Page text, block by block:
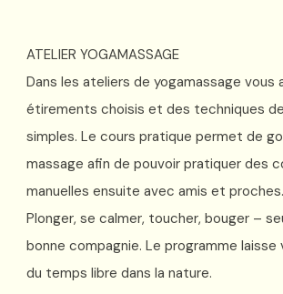
ATELIER YOGAMASSAGE
Dans les ateliers de yogamassage vous
étirements choisis et des techniques
simples. Le cours pratique permet de
massage afin de pouvoir pratiquer des
manuelles ensuite avec amis et proches.
Plonger, se calmer, toucher, bouger –
bonne compagnie. Le programme
du temps libre dans la nature.